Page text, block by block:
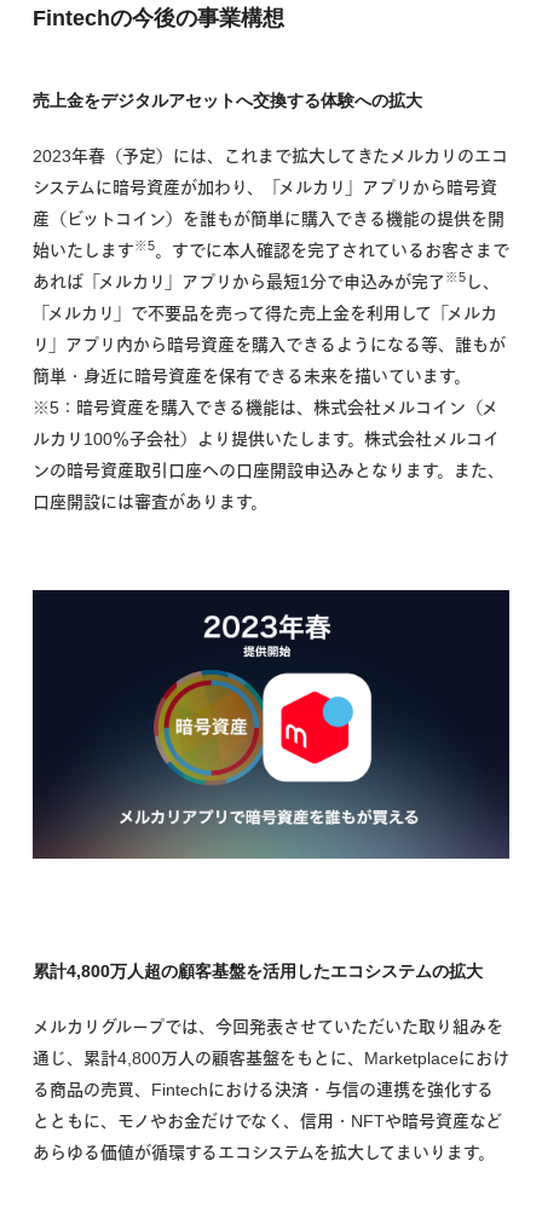
Fintechの今後の事業構想
売上金をデジタルアセットへ交換する体験への拡大
2023年春（予定）には、これまで拡大してきたメルカリのエコ
システムに暗号資産が加わり、「メルカリ」アプリから暗号資
産（ビットコイン）を誰もが簡単に購入できる機能の提供を開
始いたします※5。すでに本人確認を完了されているお客さまで
あれば「メルカリ」アプリから最短1分で申込みが完了※5 し、
「メルカリ」で不要品を売って得た売上金を利用して「メルカ
リ」アプリ内から暗号資産を購入できるようになる等、誰もが
簡単・身近に暗号資産を保有できる未来を描いています。
※5：暗号資産を購入できる機能は、株式会社メルコイン（メ
ルカリ100％子会社）より提供いたします。株式会社メルコイ
ンの暗号資産取引口座への口座開設申込みとなります。また、
口座開設には審査があります。
累計4,800万人超の顧客基盤を活用したエコシステムの拡大
メルカリグループでは、今回発表させていただいた取り組みを
通じ、累計4,800万人の顧客基盤をもとに、Marketplaceにおけ
る商品の売買、Fintechにおける決済・与信の連携を強化する
とともに、モノやお金だけでなく、信用・NFTや暗号資産など
あらゆる価値が循環するエコシステムを拡大してまいります。